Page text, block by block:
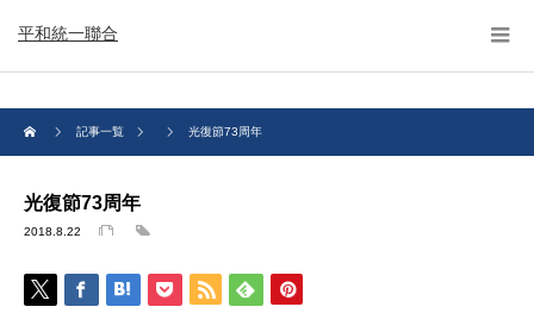
平和統一聯合
記事一覧 光復節73周年
光復節73周年
2018.8.22